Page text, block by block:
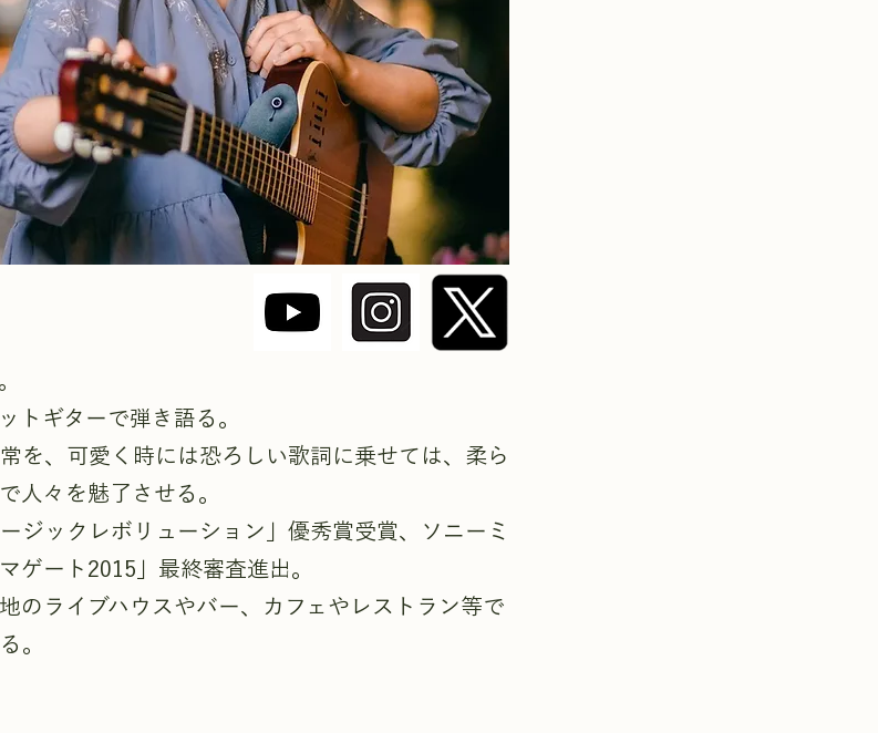
トギターで弾き語る。
を、可愛く時には恐ろしい歌詞に乗せては、柔ら
人々を魅了させる。
ジックレボリューション」優秀賞受賞、ソニーミ
ゲート2015」最終審査進出。
のライブハウスやバー、カフェやレストラン等で
。